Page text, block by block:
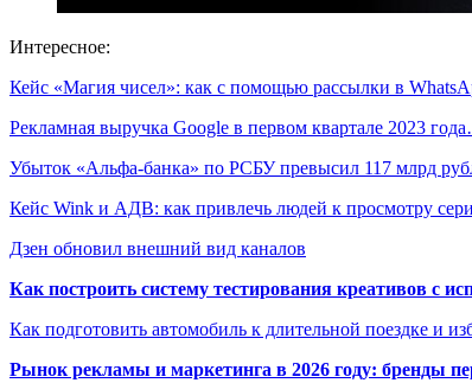
Интересное:
Кейс «Магия чисел»: как с помощью рассылки в
Рекламная выручка Google в первом квартале 2023
Убыток «Альфа-банка» по РСБУ превысил 117 млрд
Кейс Wink и АДВ: как привлечь людей к просмотру
Дзен обновил внешний вид каналов
Как построить систему тестирования креативов с
Как подготовить автомобиль к длительной поездке и
Рынок рекламы и маркетинга в 2026 году: бренды